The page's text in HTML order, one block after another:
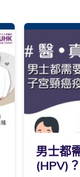
男士都
(HPV)？